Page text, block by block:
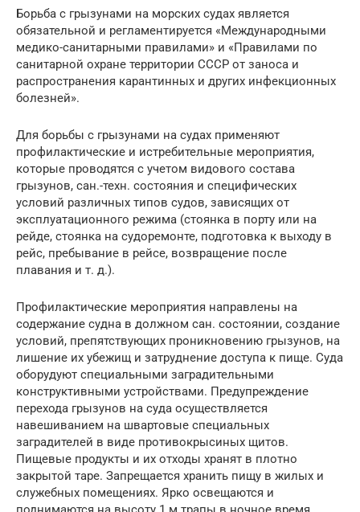
Борьба с грызунами на морских судах является
обязательной и регламентируется «Международными
медико-санитарными правилами» и «Правилами по
санитарной охране территории СССР от заноса и
распространения карантинных и других инфекционных
болезней».
Для борьбы с грызунами на судах применяют
профилактические и истребительные мероприятия,
которые проводятся с учетом видового состава
грызунов, сан.-техн. состояния и специфических
условий различных типов судов, зависящих от
эксплуатационного режима (стоянка в порту или на
рейде, стоянка на судоремонте, подготовка к выходу в
рейс, пребывание в рейсе, возвращение после
плавания и т. д.).
Профилактические мероприятия направлены на
содержание судна в должном сан. состоянии, создание
условий, препятствующих проникновению грызунов, на
лишение их убежищ и затруднение доступа к пище. Суда
оборудуют специальными заградительными
конструктивными устройствами. Предупреждение
перехода грызунов на суда осуществляется
навешиванием на швартовые специальных
заградителей в виде противокрысиных щитов.
Пищевые продукты и их отходы хранят в плотно
закрытой таре. Запрещается хранить пищу в жилых и
служебных помещениях. Ярко освещаются и